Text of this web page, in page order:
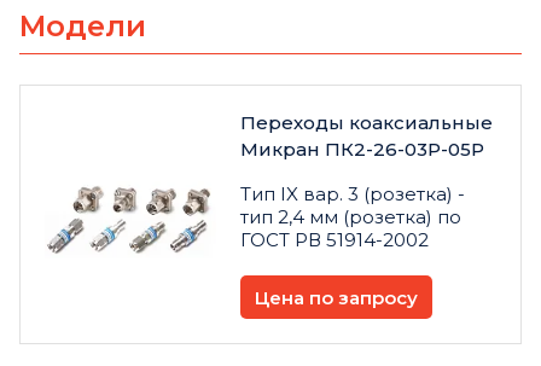
Модели
Переходы коаксиальные
Микран ПК2-26-03Р-05Р
Тип IX вар. 3 (розетка) -
тип 2,4 мм (розетка) по
ГОСТ РВ 51914-2002
Цена по запросу